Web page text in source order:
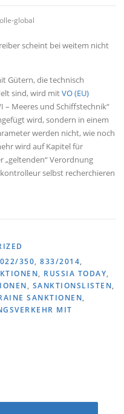
global
scheint bei weitem nicht
Gütern, die technisch
sind, wird mitVO (EU)
– Meeres und Schiffstechnik“
wird, sondern in einem
werden nicht, wie noch
wird auf Kapitel für
„geltenden“ Verordnung
selbst recherchieren
350,833/2014,
, RUSSIA TODAY,
, SANKTIONSLISTEN,
SANKTIONEN,
MIT